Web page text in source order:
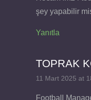
şey yapabilir
Yanıtla
TOPRAK
11 Mart 2025 at
Football